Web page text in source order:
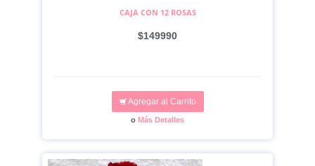
CAJA CON 12 ROSAS
$149990
Agregar al Carrito
o Más Detalles